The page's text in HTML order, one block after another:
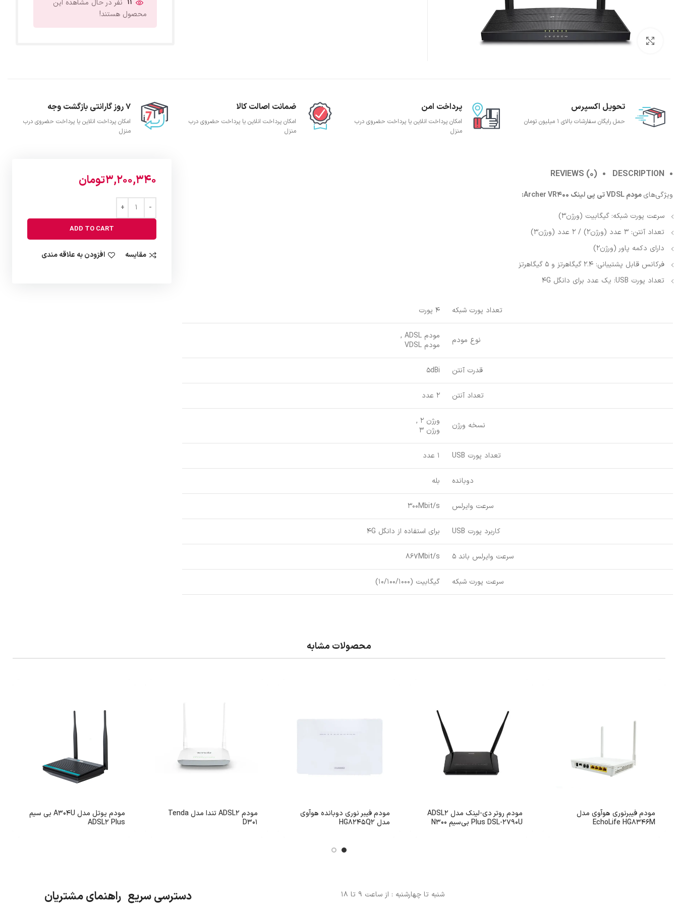
بزرگنمایی تصویر
نفر در حال مشاهده این
محصول هستند!
تحویل اکسپرس
حمل رایگان سفارشات بالای 1 میلیون تومان
پرداخت امن
امکان پرداخت انلاین یا پرداخت حضروی درب
منزل
ضمانت اصالت کالا
امکان پرداخت انلاین یا پرداخت حضروی درب
منزل
7 روز گارانتی بازگشت وجه
امکان پرداخت انلاین یا پرداخت حضروی درب
منزل
DESCRIPTION
REVIEWS (0)
ویژگی‌هایمودم VDSL تی پی لینک Archer VR400:
سرعت پورت شبکه: گیگابیت (ورژن3)
تعداد آنتن: 3 عدد (ورژن2) / 2 عدد (ورژن3)
دارای دکمه پاور (ورژن2)
فرکانس قابل پشتیبانی: 2.4 گیگاهرتز و 5 گیگاهرتز
تعداد پورت USB: یک عدد برای دانگل 4G
تعداد پورت شبکه 4 پورت
نوع مودم
مودم ADSL ,
مودم VDSL
قدرت آنتن 5dBi
تعداد آنتن 2 عدد
نسخه ورژن
ورژن 2 ,
ورژن 3
تعداد پورت USB 1 عدد
دوبانده بله
سرعت وایرلس 300Mbit/s
کاربرد پورت USB برای استفاده از دانگل 4G
سرعت وایرلس باند 5 867Mbit/s
سرعت پورت شبکه گیگابیت (10/100/1000)
3,200,340تومان
ADD TO CART
مقایسه افزودن به علاقه مندی
محصولات مشابه
مودم فیبرنوری هوآوی مدل
EchoLife HG8346M
مودم روتر دی-لینک مدل ADSL2
Plus DSL-2790U بی‌سیم N300
مودم فیبر نوری دوبانده هوآوی
مدل HG8245Q2
مودم ADSL2 تندا مدل Tenda
D301
مودم یوتل مدل A304U بی سیم
ADSL2 Plus
شنبه تا چهارشنبه : از ساعت 9 تا 18 دسترسی سریع راهنمای مشتریان